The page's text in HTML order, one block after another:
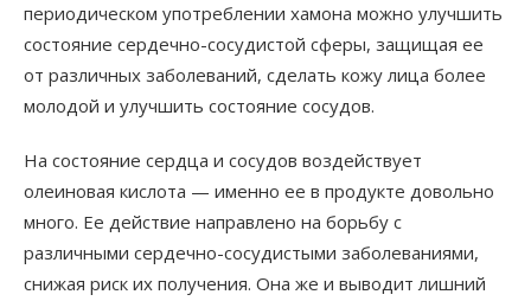
периодическом употреблении хамона можно улучшить
состояние сердечно-сосудистой сферы, защищая ее
от различных заболеваний, сделать кожу лица более
молодой и улучшить состояние сосудов.
На состояние сердца и сосудов воздействует
олеиновая кислота — именно ее в продукте довольно
много. Ее действие направлено на борьбу с
различными сердечно-сосудистыми заболеваниями,
снижая риск их получения. Она же и выводит лишний